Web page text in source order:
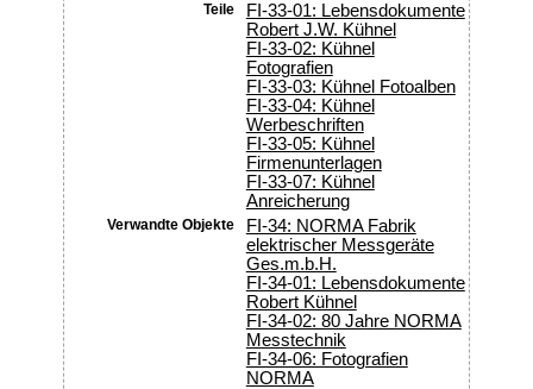
Teile
FI-33-01: Lebensdokumente
Robert J.W. Kühnel
FI-33-02: Kühnel
Fotografien
FI-33-03: Kühnel Fotoalben
FI-33-04: Kühnel
Werbeschriften
FI-33-05: Kühnel
Firmenunterlagen
FI-33-07: Kühnel
Anreicherung
Verwandte Objekte
FI-34: NORMA Fabrik
elektrischer Messgeräte
Ges.m.b.H.
FI-34-01: Lebensdokumente
Robert Kühnel
FI-34-02: 80 Jahre NORMA
Messtechnik
FI-34-06: Fotografien
NORMA